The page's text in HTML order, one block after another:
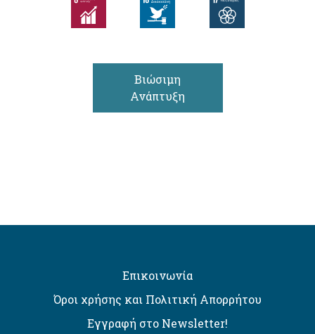
Βιώσιμη
Ανάπτυξη
Επικοινωνία
Όροι χρήσης και Πολιτική Απορρήτου
Εγγραφή στο Newsletter!